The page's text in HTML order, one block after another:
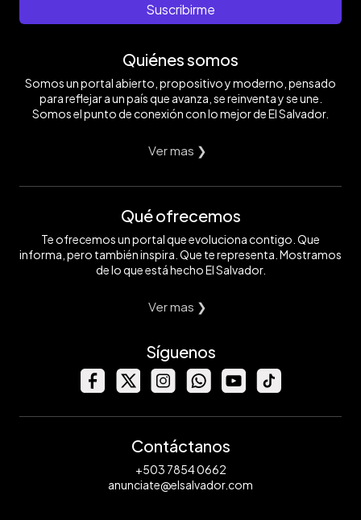
Suscribirme
Quiénes somos
Somos un portal abierto, propositivo y moderno, pensado
para reflejar a un país que avanza, se reinventa y se une.
Somos el punto de conexión con lo mejor de El Salvador.
Ver mas ❯
Qué ofrecemos
Te ofrecemos un portal que evoluciona contigo. Que
informa, pero también inspira. Que te representa. Mostramos
de lo que está hecho El Salvador.
Ver mas ❯
Síguenos
Contáctanos
+503 7854 0662
anunciate@elsalvador.com